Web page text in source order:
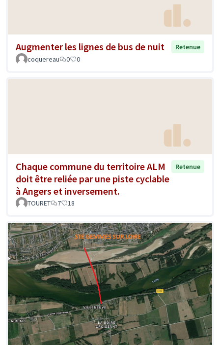
Augmenter les lignes de bus de nuit
Retenue
coquereau
0 0
Chaque commune du territoire ALM
doit être reliée par une piste cyclable
à Angers et inversement.
Retenue
TOURET 7 18